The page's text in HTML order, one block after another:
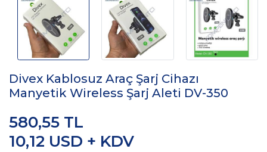
Divex Kablosuz Araç Şarj Cihazı
Manyetik Wireless Şarj Aleti DV-350
10,12 USD + KDV
580,55 TL